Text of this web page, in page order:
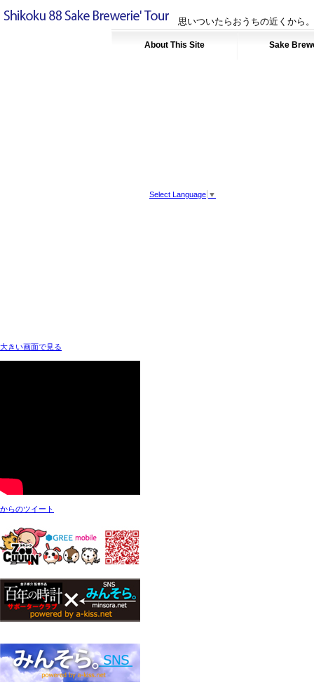
思いついたらおうちの近くから
About This Site Sake
Select Language ▼
大きい画面で見る
からのツイート